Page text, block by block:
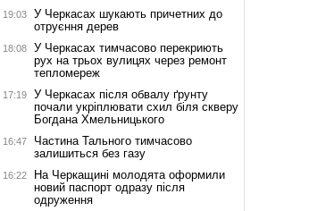
19:03
У Черкасах шукають причетних до
отруєння дерев
18:08
У Черкасах тимчасово перекриють
рух на трьох вулицях через ремонт
тепломереж
17:19
У Черкасах після обвалу ґрунту
почали укріплювати схил біля скверу
Богдана Хмельницького
16:47
Частина Тального тимчасово
залишиться без газу
16:22
На Черкащині молодята оформили
новий паспорт одразу після
одруження